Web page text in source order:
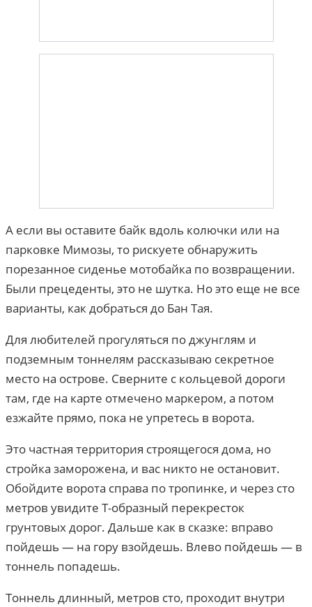
А если вы оставите байк вдоль колючки или на
парковке Мимозы, то рискуете обнаружить
порезанное сиденье мотобайка по возвращении.
Были прецеденты, это не шутка. Но это еще не все
варианты, как добраться до Бан Тая.
Для любителей прогуляться по джунглям и
подземным тоннелям рассказываю секретное
место на острове. Сверните с кольцевой дороги
там, где на карте отмечено маркером, а потом
езжайте прямо, пока не упретесь в ворота.
Это частная территория строящегося дома, но
стройка заморожена, и вас никто не остановит.
Обойдите ворота справа по тропинке, и через сто
метров увидите Т-образный перекресток
грунтовых дорог. Дальше как в сказке: вправо
пойдешь — на гору взойдешь. Влево пойдешь — в
тоннель попадешь.
Тоннель длинный, метров сто, проходит внутри